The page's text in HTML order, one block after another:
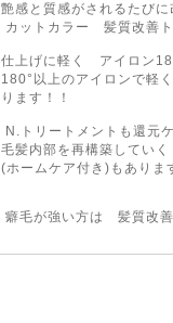
艶感と質感がされるたびに
カットカラー 髪質改善
仕上げに軽く アイロン
180°以上のアイロンで軽
ります！！
N.トリートメントも還元
毛髪内部を再構築していく
(ホームケア付き)もありま
癖毛が強い方は 髪質改善